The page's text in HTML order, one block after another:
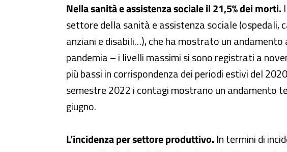
Nella sanità e assistenza sociale il 21,5% dei morti.
settore della sanità e assistenza sociale (ospedali,
anziani e disabili…), che ha mostrato un
pandemia – i livelli massimi si sono registrati a
più bassi in corrispondenza dei periodi estivi del
semestre 2022 i contagi mostrano un andamento
giugno.
L’incidenza per settore produttivo. In termini di